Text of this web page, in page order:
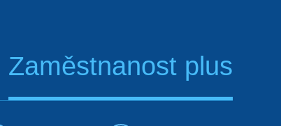
Zaměstnanost plus